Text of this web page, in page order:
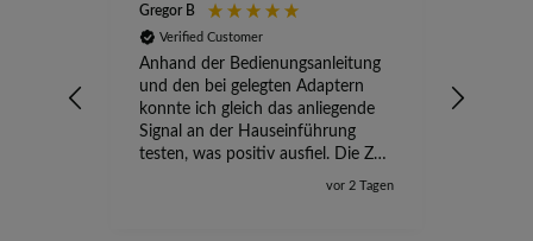
Gregor B
Verified Customer
Anhand der Bedienungsanleitung
und den bei gelegten Adaptern
konnte ich gleich das anliegende
Signal an der Hauseinführung
testen, was positiv ausfiel. Die Zeit
der Ungewissheit ist jetzt vorbei,
vor 2 Tagen